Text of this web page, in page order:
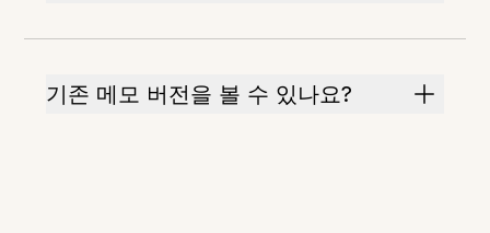
기존 메모 버전을 볼 수 있나요?